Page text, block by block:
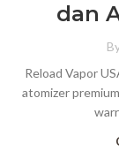
dan
Reload Vapor
atomizer